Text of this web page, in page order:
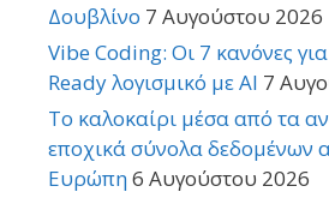
Δουβλίνο 7 Αυγούστου 2026
Vibe Coding: Οι 7 κανόνες
Ready λογισμικό με AI 7
Το καλοκαίρι μέσα από τα
εποχικά σύνολα δεδομένων
Ευρώπη6 Αυγούστου 2026